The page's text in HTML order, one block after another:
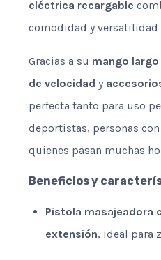
eléctrica recargable
comodidad y versatilidad
Gracias a su mango
de velocidad y
perfecta tanto para uso
deportistas, personas
quienes pasan muchas
Beneficios y
Pistola masajeadora
extensión, ideal para